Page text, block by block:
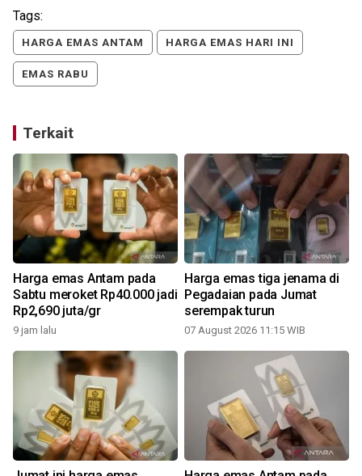
Tags:
HARGA EMAS ANTAM HARGA EMAS HARI INI
EMAS RABU
Terkait
Harga emas Antam pada
Sabtu meroket Rp40.000 jadi
Rp2,690 juta/gr
9 jam lalu
Harga emas tiga jenama di
Pegadaian pada Jumat
serempak turun
07 August 2026 11:15 WIB